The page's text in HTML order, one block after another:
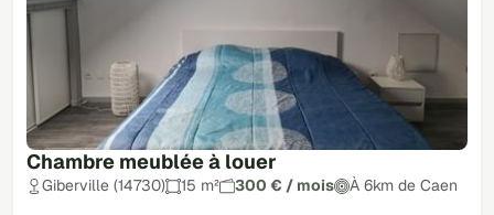
Chambre meublée à louer
Giberville (14730) 15 m² 300 € / mois À 6km de Caen